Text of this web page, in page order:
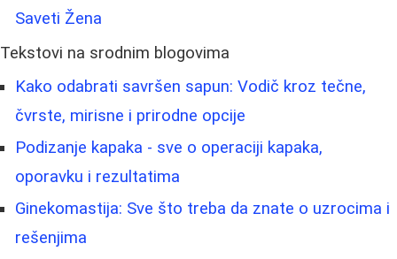
Saveti Žena
Tekstovi na srodnim blogovima
Kako odabrati savršen sapun: Vodič kroz tečne,
čvrste, mirisne i prirodne opcije
Podizanje kapaka - sve o operaciji kapaka,
oporavku i rezultatima
Ginekomastija: Sve što treba da znate o uzrocima i
rešenjima